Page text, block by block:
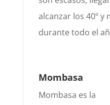
alcanzar los 40º y
durante todo el
Mombasa
Mombasa es la